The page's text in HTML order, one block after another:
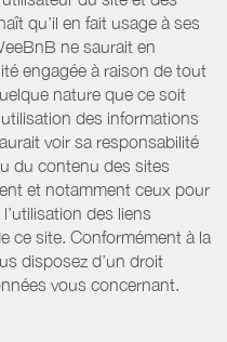
qu’il en fait usage à ses
ne saurait en
engagée à raison de tout
nature que ce soit
des informations
voir sa responsabilité
du contenu des sites
et notamment ceux pour
des liens
ce site. Conformément à la
disposez d’un droit
vous concernant.